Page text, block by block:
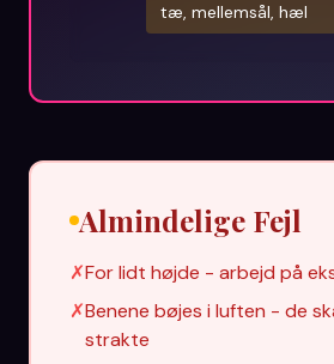
tæ, mellemsål, hæl
Almindelige Fejl
✗For lidt højde - arbejd på
✗Benene bøjes i luften - de
strakte